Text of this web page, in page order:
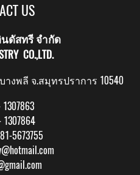
US
ดัสทรี จำกัด
CO.,LTD.
งพลี จ.สมุทรปราการ 10540
1307864
5673755